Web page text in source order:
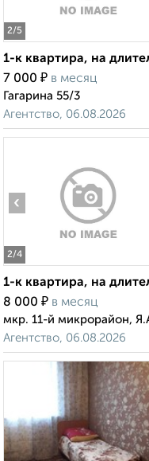
2/5
1-к квартира, на
7 000 ₽ в месяц
Гагарина 55/3
Агентство, 06.08.2026
2/4
‹
1-к квартира, на
8 000 ₽ в месяц
мкр. 11-й микрорайон,
Агентство, 06.08.2026